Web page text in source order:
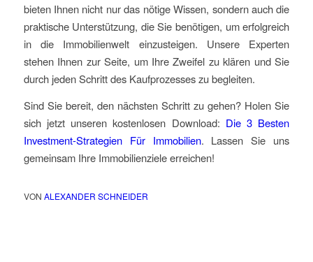
bieten Ihnen nicht nur das nötige Wissen, sondern auch die
praktische Unterstützung, die Sie benötigen, um erfolgreich
in die Immobilienwelt einzusteigen. Unsere Experten
stehen Ihnen zur Seite, um Ihre Zweifel zu klären und Sie
durch jeden Schritt des Kaufprozesses zu begleiten.
Sind Sie bereit, den nächsten Schritt zu gehen? Holen Sie
sich jetzt unseren kostenlosen Download: Die 3 Besten
Investment-Strategien Für Immobilien. Lassen Sie uns
gemeinsam Ihre Immobilienziele erreichen!
VON ALEXANDER SCHNEIDER